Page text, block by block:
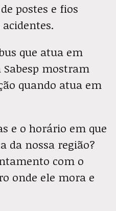
postes e fios
que atua em
mostram
quando atua em
e o horário em que
da nossa região?
com o
onde ele mora e